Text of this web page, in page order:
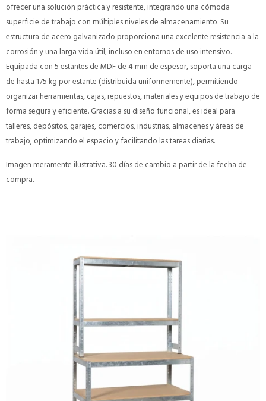
ofrecer una solución práctica y resistente, integrando una cómoda
superficie de trabajo con múltiples niveles de almacenamiento. Su
estructura de acero galvanizado proporciona una excelente resistencia a la
corrosión y una larga vida útil, incluso en entornos de uso intensivo.
Equipada con 5 estantes de MDF de 4 mm de espesor, soporta una carga
de hasta 175 kg por estante (distribuida uniformemente), permitiendo
organizar herramientas, cajas, repuestos, materiales y equipos de trabajo de
forma segura y eficiente. Gracias a su diseño funcional, es ideal para
talleres, depósitos, garajes, comercios, industrias, almacenes y áreas de
trabajo, optimizando el espacio y facilitando las tareas diarias.
Imagen meramente ilustrativa. 30 días de cambio a partir de la fecha de
compra.